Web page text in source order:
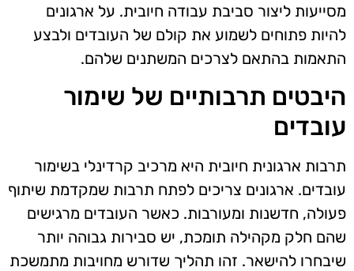
מסייעות ליצור סביבת עבודה חיובית. על ארגונים
להיות פתוחים לשמוע את קולם של העובדים ולבצע
התאמות בהתאם לצרכים המשתנים שלהם.
היבטים תרבותיים של שימור
עובדים
תרבות ארגונית חיובית היא מרכיב קרדינלי בשימור
עובדים. ארגונים צריכים לפתח תרבות שמקדמת שיתוף
פעולה, חדשנות ומעורבות. כאשר העובדים מרגישים
שהם חלק מקהילה תומכת, יש סבירות גבוהה יותר
שיבחרו להישאר. זהו תהליך שדורש מחויבות מתמשכת